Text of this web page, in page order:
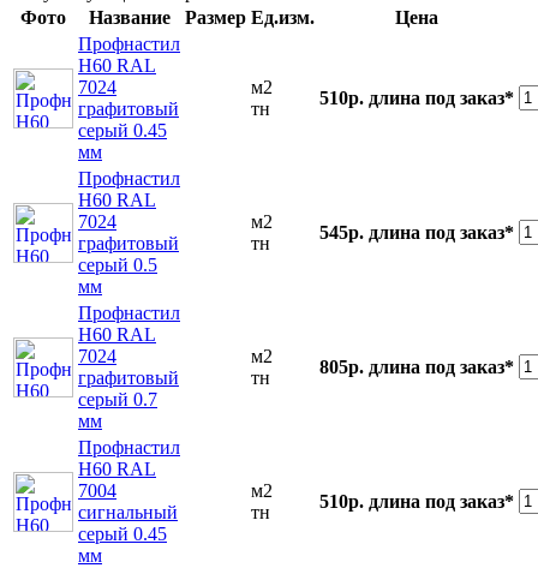
Фото
Название Размер Ед.изм.
Цена
Профнастил
Н60 RAL
7024
графитовый
серый 0.45
мм
м2
тн
510р. длина под заказ*
Профнастил
Н60 RAL
7024
графитовый
серый 0.5
мм
м2
тн
545р. длина под заказ*
Профнастил
Н60 RAL
7024
графитовый
серый 0.7
мм
м2
тн
805р. длина под заказ*
Профнастил
Н60 RAL
7004
сигнальный
серый 0.45
мм
м2
тн
510р. длина под заказ*